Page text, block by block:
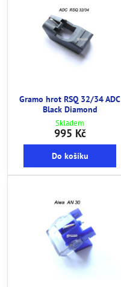
Gramo hrot RSQ 32/34 ADC
Black Diamond
Skladem
995 Kč
Do košíku